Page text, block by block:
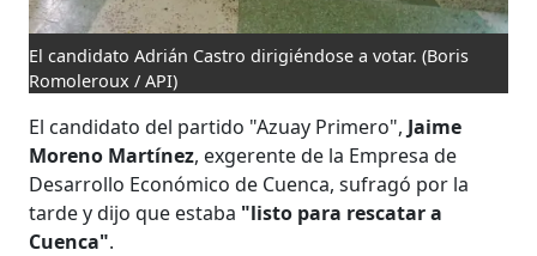
El candidato Adrián Castro dirigiéndose a votar. (Boris
Romoleroux / API)
El candidato del partido "Azuay Primero", Jaime
Moreno Martínez, exgerente de la Empresa de
Desarrollo Económico de Cuenca, sufragó por la
tarde y dijo que estaba "listo para rescatar a
Cuenca".